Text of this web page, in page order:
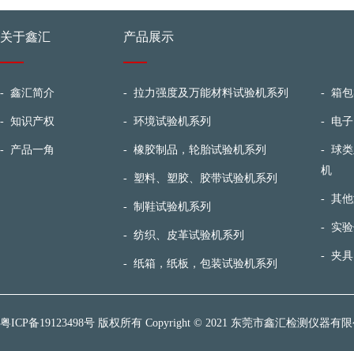
关于鑫汇
- 鑫汇简介
- 知识产权
- 产品一角
产品展示
- 拉力强度及万能材料试验机系列
- 环境试验机系列
- 橡胶制品，轮胎试验机系列
- 塑料、塑胶、胶带试验机系列
- 制鞋试验机系列
- 纺织、皮革试验机系列
- 纸箱，纸板，包装试验机系列
-箱
- 电
-球
机
-其
- 实
-夹
粤ICP备19123498号 版权所有 Copyright © 2021 东莞市鑫汇检测仪器有